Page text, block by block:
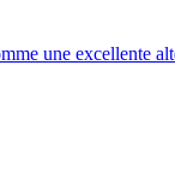
une excellente